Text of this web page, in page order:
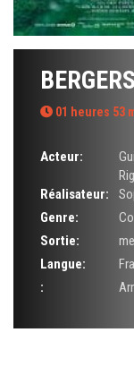
BERGERS
01 heures 53
Acteur:
Réalisateur:
Genre:
Sortie:
Langue:
: